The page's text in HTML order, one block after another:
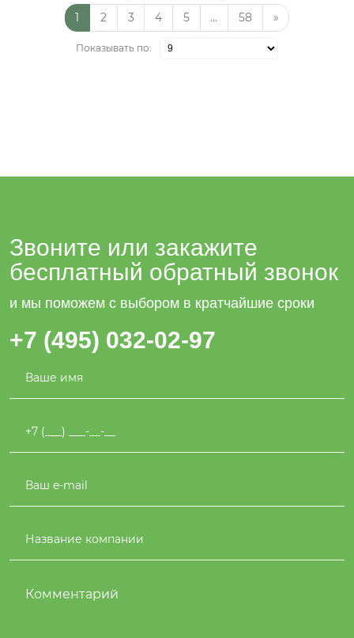
1 2 3 4 5 ... 58 »
Показывать по:
Звоните или закажите
бесплатный обратный звонок
и мы поможем с выбором в кратчайшие сроки
+7 (495) 032-02-97